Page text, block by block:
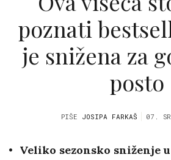
poznati
je snižena za
posto
PIŠE JOSIPA FARKAŠ 07.
Veliko sezonsko sniženje